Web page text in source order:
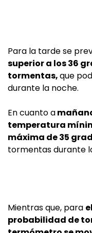
Para la tarde se
superior a los 36
tormentas,que
durante la noche.
En cuanto a
temperatura
máxima de 35
tormentas durante
Mientras que, para
probabilidad de